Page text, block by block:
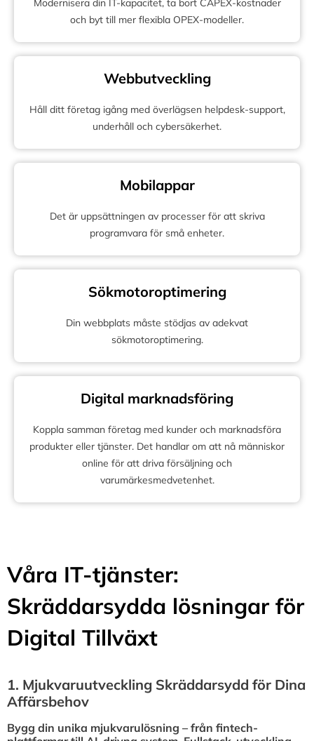
och byt till mer flexibla OPEX-modeller.
Webbutveckling
Håll ditt företag igång med överlägsen helpdesk-support,
underhåll och cybersäkerhet.
Mobilappar
Det är uppsättningen av processer för att skriva
programvara för små enheter.
Sökmotoroptimering
Din webbplats måste stödjas av adekvat
sökmotoroptimering.
Digital marknadsföring
Koppla samman företag med kunder och marknadsföra
produkter eller tjänster. Det handlar om att nå människor
online för att driva försäljning och
varumärkesmedvetenhet.
Våra IT-tjänster:
Skräddarsydda lösningar för
Digital Tillväxt
1.⁠ ⁠Mjukvaruutveckling Skräddarsydd för Dina
Affärsbehov
Bygg din unika mjukvarulösning – från fintech-